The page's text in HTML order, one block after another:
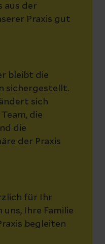
aus der
Praxis gut
bleibt die
sichergestellt.
sich
die
die
der Praxis
für Ihr
Ihre Familie
begleiten